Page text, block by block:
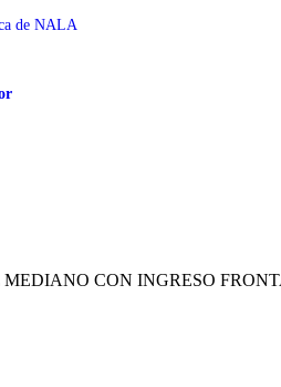
de NALA
CON INGRESO